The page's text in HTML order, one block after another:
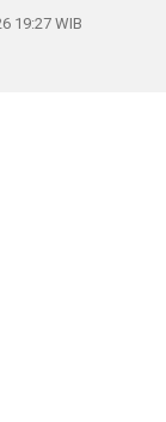
19:27 WIB